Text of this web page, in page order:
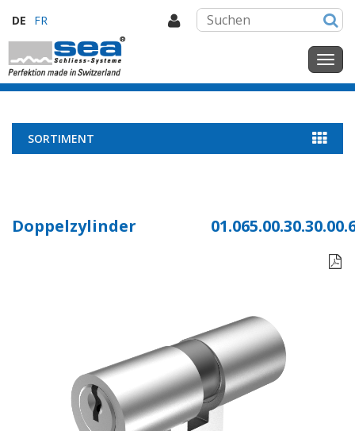
DE FR
SORTIMENT
Doppelzylinder
